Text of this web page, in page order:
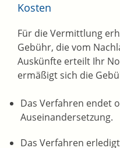
Kosten
Für die Vermittlung
Gebühr, die vom
Auskünfte erteilt Ihr
ermäßigt sich die
Das Verfahren endet
Auseinandersetzung.
Das Verfahren